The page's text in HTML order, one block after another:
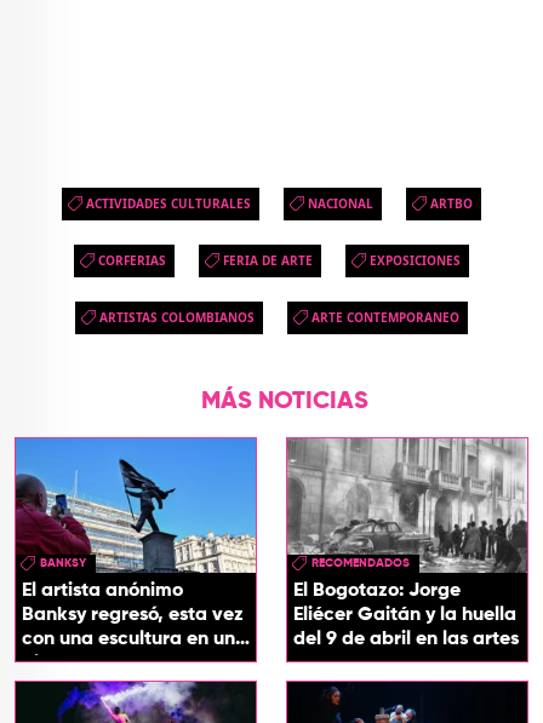
ACTIVIDADES CULTURALES NACIONAL ARTBO
CORFERIAS FERIA DE ARTE EXPOSICIONES
ARTISTAS COLOMBIANOS ARTE CONTEMPORANEO
MÁS NOTICIAS
BANKSY
El artista anónimo
Banksy regresó, esta vez
con una escultura en una
plaza de Londres
RECOMENDADOS
El Bogotazo: Jorge
Eliécer Gaitán y la huella
del 9 de abril en las artes